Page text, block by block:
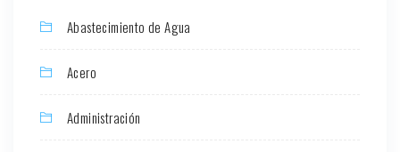
Abastecimiento de Agua
Acero
Administración